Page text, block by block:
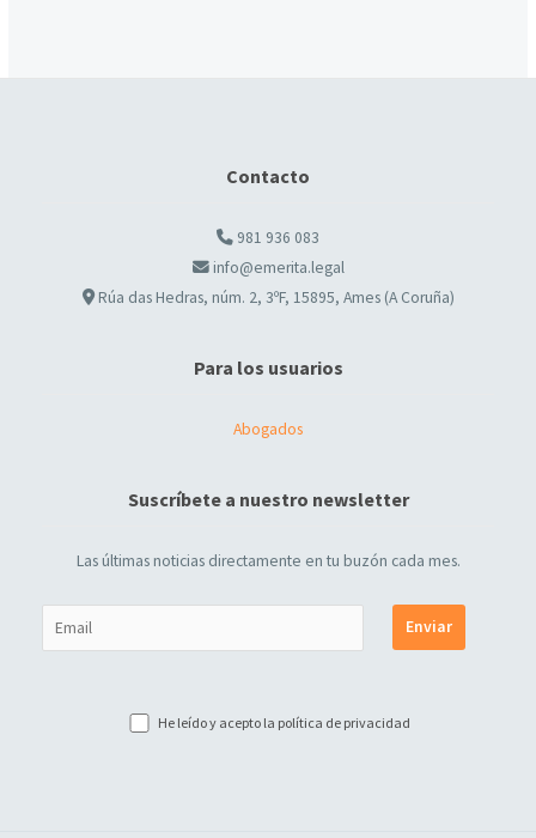
Contacto
981 936 083
info@emerita.legal
Rúa das Hedras, núm. 2, 3ºF, 15895, Ames (A Coruña)
Para los usuarios
Abogados
Suscríbete a nuestro newsletter
Las últimas noticias directamente en tu buzón cada mes.
He leído y acepto la política de privacidad